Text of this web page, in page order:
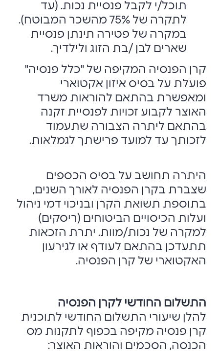
תוכל/י לקבל פנסיית נכות. (עד
לתקרה של 75% מהשכר המבוטח).
במקרה של פטירה תינתן פנסיית
שארים לבן /בת הזוג ולילדיך.
קרן הפנסיה המקיפה של "כלל פנסיה"
פועלת על בסיס איזון אקטוארי
ומאפשרת בהתאם להוראות משרד
האוצר לקבוע זכויות לפנסיית זקנה
בהתאם ליתרה הצבורה שתעמוד
לזכותך עד למועד פרישתך לגמלאות.
היתרה תחושב על בסיס הכספים
שצברת בקרן הפנסיה לאורך השנים,
בתוספת תשואת הקרן ובניכוי דמי ניהול
ועלות הכיסויים הביטוחים (ריסקים)
למקרה של נכות/מוות. יתרת הזכאות
תתעדכן בהתאם לעודף או לגירעון
האקטוארי של קרן הפנסיה.
התשלום החודשי לקרן הפנסיה
להלן שיעורי התשלום החודשי לתוכנית
קרן פנסיה מקיפה בכפוף לתקנות מס
הכנסה, הסכמים והוראות האוצר: